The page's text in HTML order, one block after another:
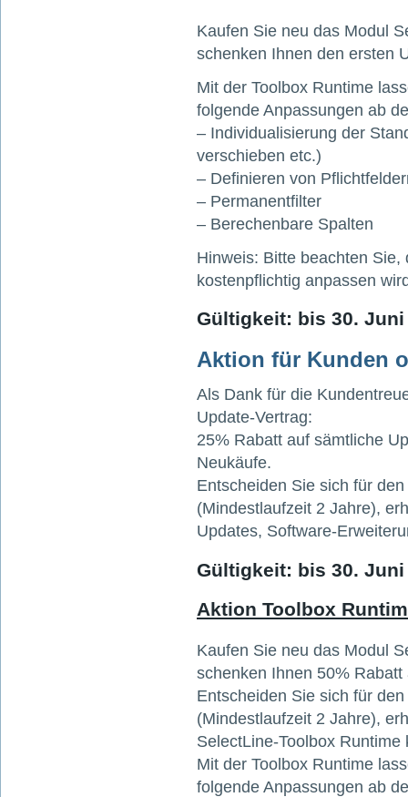
Kaufen Sie neu das Modul
schenken Ihnen den ersten
Mit der Toolbox Runtime
folgende Anpassungen ab
– Individualisierung der
verschieben etc.)
– Definieren von
– Permanentfilter
– Berechenbare Spalten
Hinweis: Bitte beachten
kostenpflichtig anpassen
Gültigkeit: bis 30. Juni
Aktion für Kunden
Als Dank für die
Update-Vertrag:
25% Rabatt auf sämtliche
Neukäufe.
Entscheiden Sie sich für
(Mindestlaufzeit 2 Jahre),
Updates, Software-
Gültigkeit: bis 30. Juni
Aktion Toolbox
Kaufen Sie neu das Modul
schenken Ihnen 50%
Entscheiden Sie sich für
(Mindestlaufzeit 2 Jahre),
SelectLine-Toolbox Runtime
Mit der Toolbox Runtime
folgende Anpassungen ab